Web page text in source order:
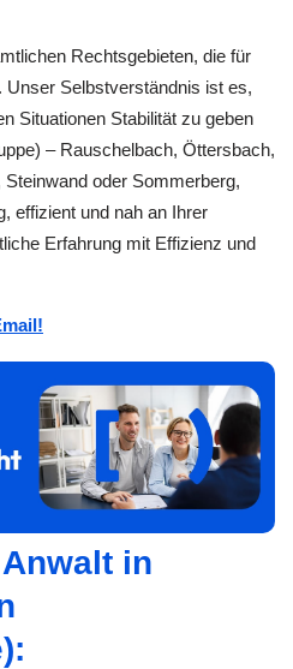
Rechtsgebieten, die für
Selbstverständnis ist es,
Situationen Stabilität zu geben
– Rauschelbach, Öttersbach,
oder Sommerberg,
effizient und nah an Ihrer
Erfahrung mit Effizienz und
in